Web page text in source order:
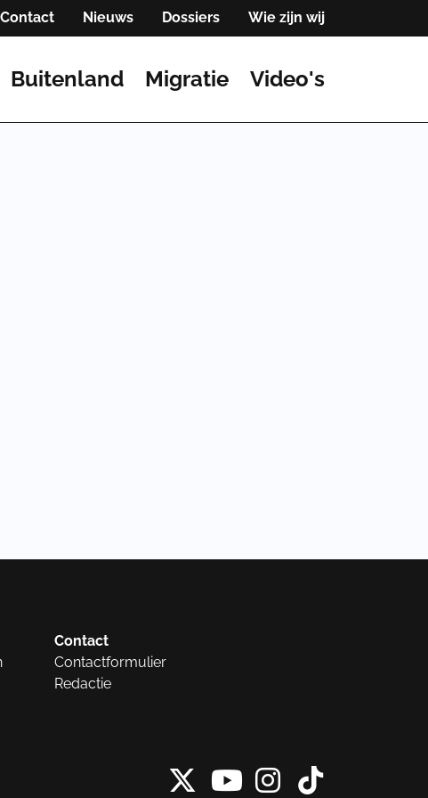
Contact Nieuws Dossiers Wie zijn wij
Buitenland Migratie Video's
Contact
Contactformulier
Redactie
X vanInstagram
Tiktok